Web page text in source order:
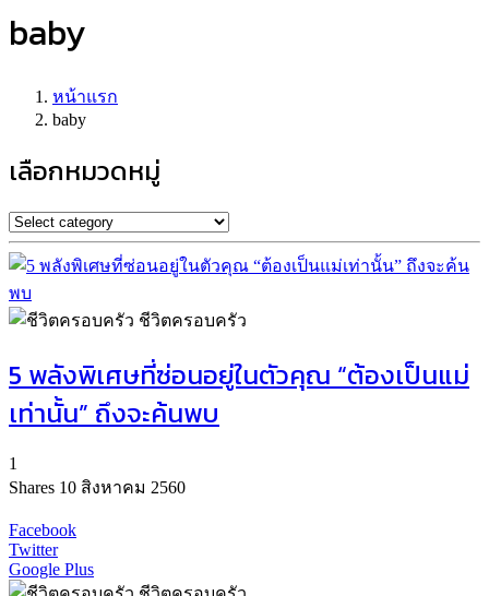
baby
หน้าแรก
baby
เลือกหมวดหมู่
ชีวิตครอบครัว
5 พลังพิเศษที่ซ่อนอยู่ในตัวคุณ “ต้องเป็นแม่
เท่านั้น” ถึงจะค้นพบ
1
Shares 10 สิงหาคม 2560
Facebook
Twitter
Google Plus